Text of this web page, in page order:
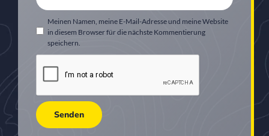
Meinen Namen, meine E-Mail-Adresse und meine Website
in diesem Browser für die nächste Kommentierung
speichern.